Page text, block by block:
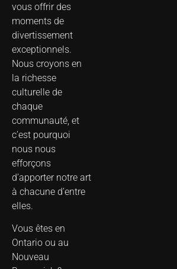
vous offrir des
moments de
divertissement
exceptionnels.
Nous croyons en
la richesse
culturelle de
chaque
communauté, et
c’est pourquoi
nous nous
efforçons
d’apporter notre art
à chacune d’entre
elles.
Vous êtes en
Ontario ou au
Nouveau